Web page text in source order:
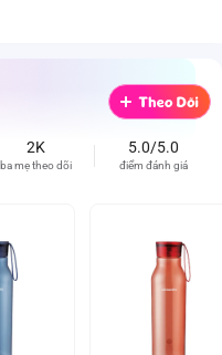
2K
ba mẹ theo dõi
5.0/5.0
điểm đánh giá